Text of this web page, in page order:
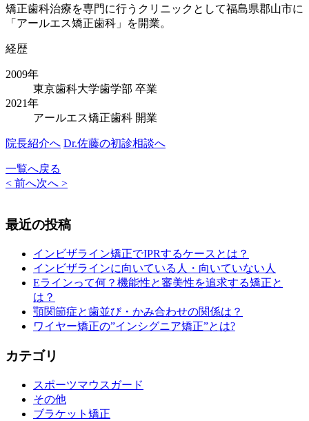
矯正歯科治療を専門に行うクリニックとして福島県郡山市に
「アールエス矯正歯科」を開業。
経歴
2009年
東京歯科大学歯学部 卒業
2021年
アールエス矯正歯科 開業
院長紹介へ Dr.佐藤の初診相談へ
一覧へ戻る
< 前へ次へ >
最近の投稿
インビザライン矯正でIPRするケースとは？
インビザラインに向いている人・向いていない人
Eラインって何？機能性と審美性を追求する矯正と
は？
顎関節症と歯並び・かみ合わせの関係は？
ワイヤー矯正の”インシグニア矯正”とは?
カテゴリ
スポーツマウスガード
その他
ブラケット矯正